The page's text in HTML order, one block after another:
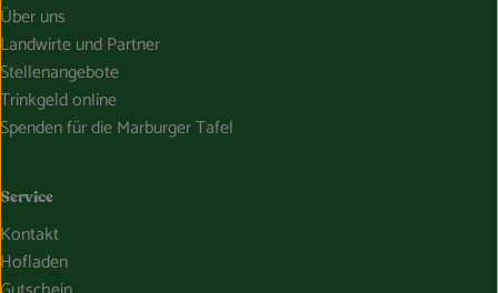
Über uns
Landwirte und Partner
Stellenangebote
Trinkgeld online
Spenden für die Marburger Tafel
Service
Kontakt
Hofladen